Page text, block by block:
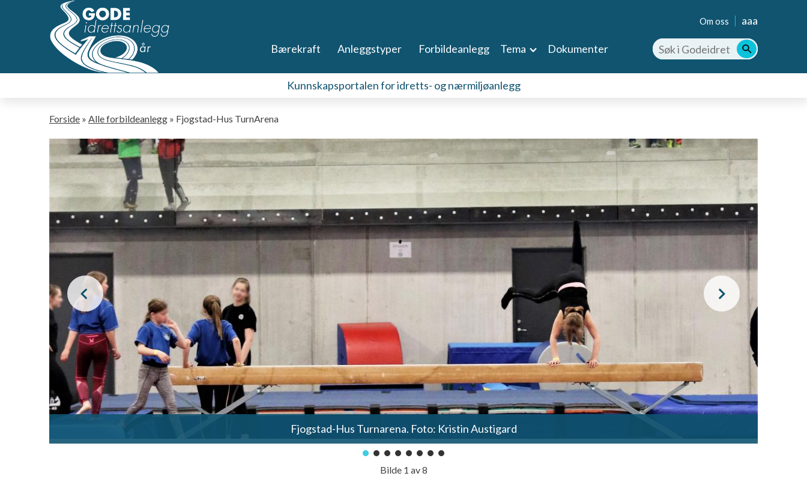
hovedsideinnhold
Om oss aaa
Bærekraft Anleggstyper Forbildeanlegg Tema Dokumenter
Kunnskapsportalen for idretts- og nærmiljøanlegg
Navigasjonssti
Forside Alle forbildeanlegg Fjogstad-Hus TurnArena
Fjogstad-Hus Turnarena. Foto: Kristin Austigard
Bilde 1 av8